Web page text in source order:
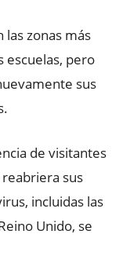
las zonas más
escuelas, pero
sus
de visitantes
sus
incluidas las
Unido, se